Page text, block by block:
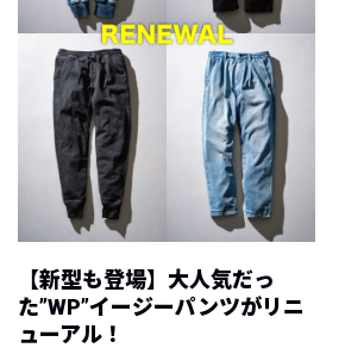
【新型も登場】大人気だっ
た”WP”イージーパンツがリニ
ューアル！